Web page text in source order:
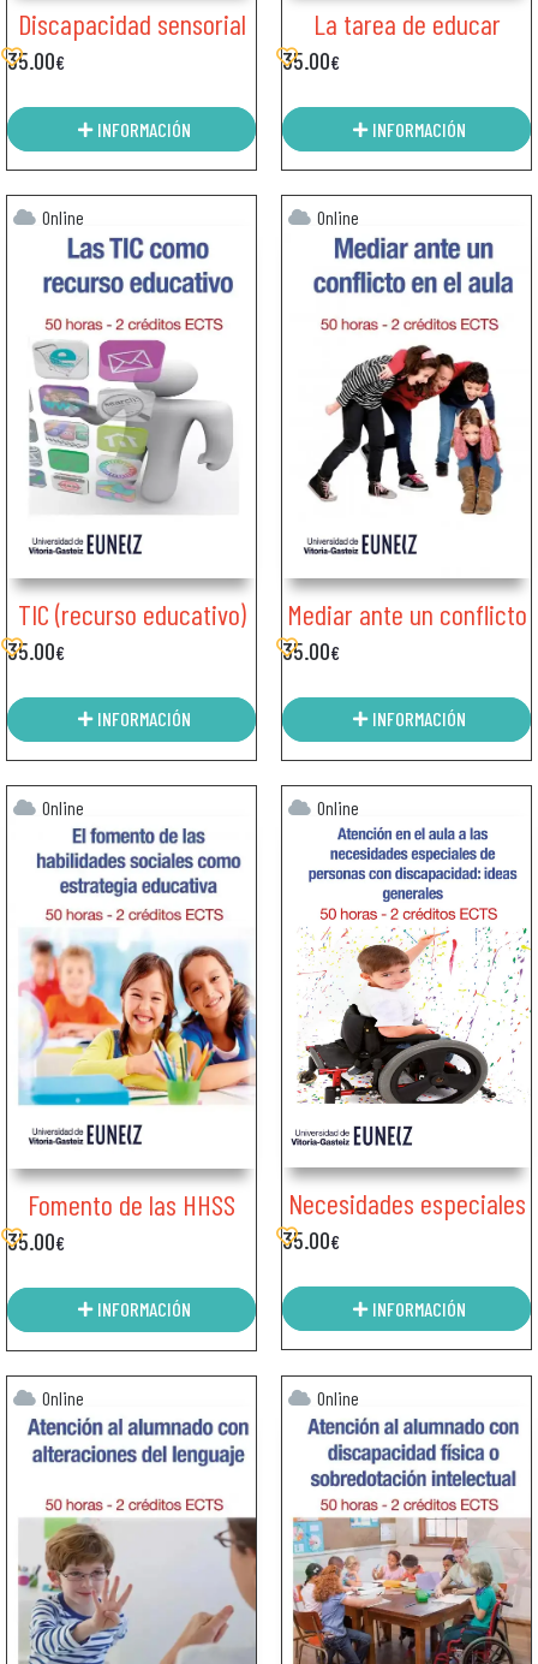
Discapacidad sensorial
35.00€
INFORMACIÓN
La tarea de educar
35.00€
INFORMACIÓN
Online
TIC (recurso educativo)
35.00€
INFORMACIÓN
Online
Mediar ante un conflicto
35.00€
INFORMACIÓN
Online
Fomento de las HHSS
35.00€
INFORMACIÓN
Online
Necesidades especiales
35.00€
INFORMACIÓN
Online Online